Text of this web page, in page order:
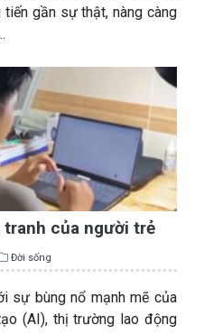
gần sự thật, nàng càng
của người trẻ
Đời sống
sự bùng nổ mạnh mẽ của
(AI), thị trường lao động